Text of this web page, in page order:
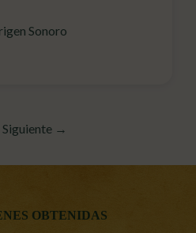
Sonoro
Siguiente →
OBTENIDAS